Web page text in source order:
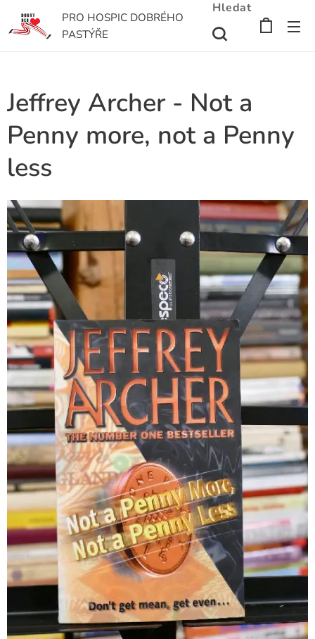
PRO HOSPIC DOBRÉHO
PASTÝŘE
Hledat
Jeffrey Archer - Not a
Penny more, not a Penny
less